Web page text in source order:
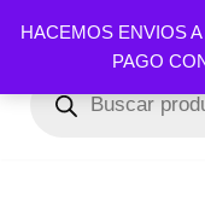
HACEMOS ENVIOS
PAGO
al
contenido